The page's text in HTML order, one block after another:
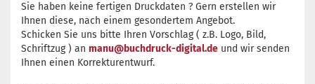
Sie haben keine fertigen Druckdaten ? Gern erstellen wir
Ihnen diese, nach einem gesondertem Angebot.
Schicken Sie uns bitte Ihren Vorschlag ( z.B. Logo, Bild,
Schriftzug ) an manu@buchdruck-digital.de und wir senden
Ihnen einen Korrekturentwurf.